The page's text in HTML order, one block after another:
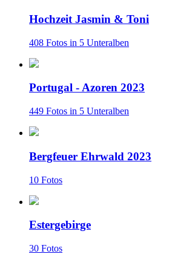
Hochzeit Jasmin & Toni
408 Fotos in 5 Unteralben
Portugal - Azoren 2023
449 Fotos in 5 Unteralben
Bergfeuer Ehrwald 2023
10 Fotos
Estergebirge
30 Fotos